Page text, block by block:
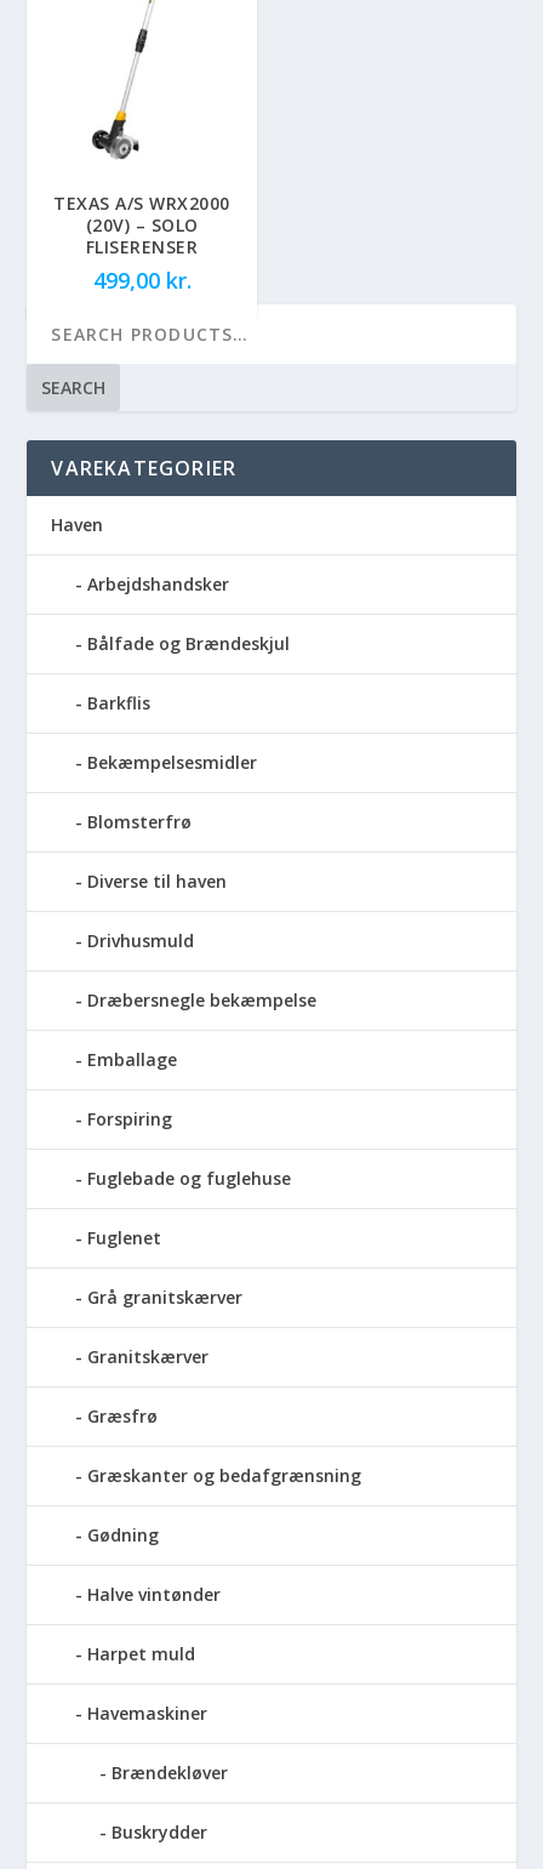
TEXAS A/S WRX2000
(20V) – SOLO
FLISERENSER
499,00 kr.
SEARCH
VAREKATEGORIER
Haven
Arbejdshandsker
Bålfade og Brændeskjul
Barkflis
Bekæmpelsesmidler
Blomsterfrø
Diverse til haven
Drivhusmuld
Dræbersnegle bekæmpelse
Emballage
Forspiring
Fuglebade og fuglehuse
Fuglenet
Grå granitskærver
Granitskærver
Græsfrø
Græskanter og bedafgrænsning
Gødning
Halve vintønder
Harpet muld
Havemaskiner
Brændekløver
Buskrydder